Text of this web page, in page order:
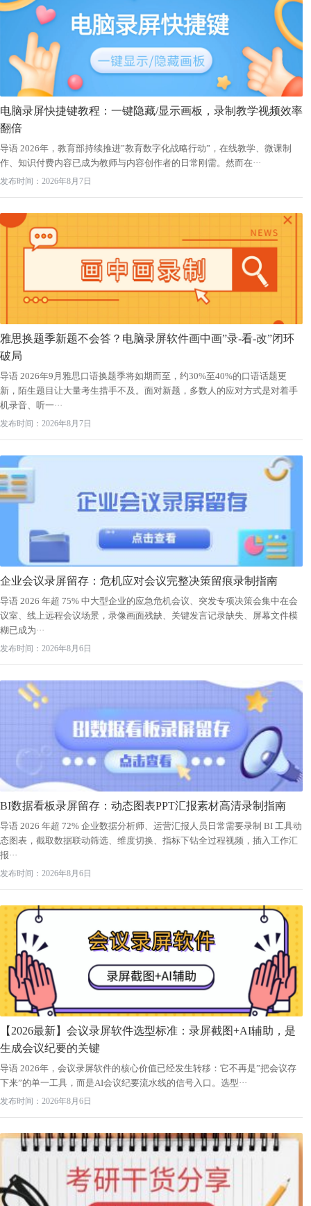
电脑录屏快捷键教程：一键隐藏/显示画板，录制教学视频效率
翻倍
导语 2026年，教育部持续推进”教育数字化战略行动”，在线教学、微课制
作、知识付费内容已成为教师与内容创作者的日常刚需。然而在···
发布时间：2026年8月7日
雅思换题季新题不会答？电脑录屏软件画中画”录-看-改”闭环
破局
导语 2026年9月雅思口语换题季将如期而至，约30%至40%的口语话题更
新，陌生题目让大量考生措手不及。面对新题，多数人的应对方式是对着手
机录音、听一···
发布时间：2026年8月7日
企业会议录屏留存：危机应对会议完整决策留痕录制指南
导语 2026 年超 75% 中大型企业的应急危机会议、突发专项决策会集中在会
议室、线上远程会议场景，录像画面残缺、关键发言记录缺失、屏幕文件模
糊已成为···
发布时间：2026年8月6日
BI数据看板录屏留存：动态图表PPT汇报素材高清录制指南
导语 2026 年超 72% 企业数据分析师、运营汇报人员日常需要录制 BI 工具动
态图表，截取数据联动筛选、维度切换、指标下钻全过程视频，插入工作汇
报···
发布时间：2026年8月6日
【2026最新】会议录屏软件选型标准：录屏截图+AI辅助，是
生成会议纪要的关键
导语 2026年，会议录屏软件的核心价值已经发生转移：它不再是”把会议存
下来”的单一工具，而是AI会议纪要流水线的信号入口。选型···
发布时间：2026年8月6日